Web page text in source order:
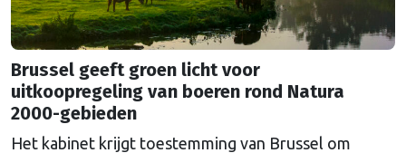
Brussel geeft groen licht voor
uitkoopregeling van boeren rond Natura
2000-gebieden
Het kabinet krijgt toestemming van Brussel om